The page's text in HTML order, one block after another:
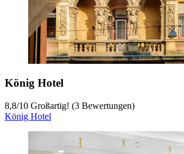
König Hotel
8,8/10 Großartig! (3 Bewertungen)
König Hotel